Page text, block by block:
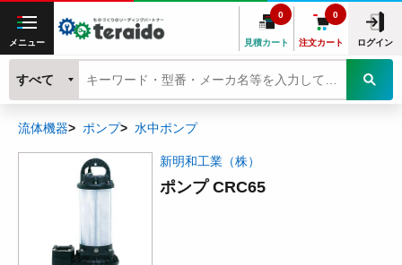
メニュー 見積カート
0
注文カート
0
ログイン
すべて
流体機器 ポンプ 水中ポンプ
新明和工業（株）
ポンプ CRC65